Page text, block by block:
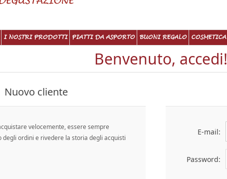
I NOSTRI PRODOTTI PIATTI DA ASPORTO BUONI REGALO COSMETICA
Benvenuto, accedi!
Nuovo cliente
velocemente, essere sempre
degli ordini e rivedere la storia degli acquisti
E-mail:
Password: